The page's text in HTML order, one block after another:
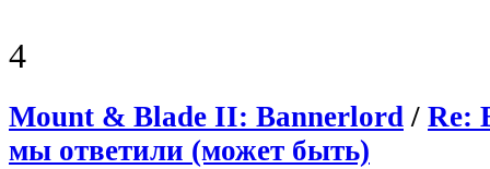
4
Mount & Blade II: Bannerlord / Re:
мы ответили (может быть)